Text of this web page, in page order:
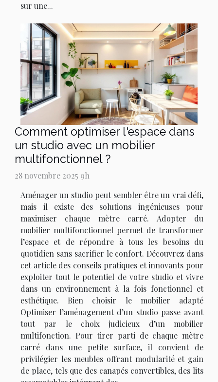
sur une...
Comment optimiser l'espace dans
un studio avec un mobilier
multifonctionnel ?
28 novembre 2025 9h
Aménager un studio peut sembler être un vrai défi,
mais il existe des solutions ingénieuses pour
maximiser chaque mètre carré. Adopter du
mobilier multifonctionnel permet de transformer
l’espace et de répondre à tous les besoins du
quotidien sans sacrifier le confort. Découvrez dans
cet article des conseils pratiques et innovants pour
exploiter tout le potentiel de votre studio et vivre
dans un environnement à la fois fonctionnel et
esthétique. Bien choisir le mobilier adapté
Optimiser l’aménagement d’un studio passe avant
tout par le choix judicieux d’un mobilier
multifonction. Pour tirer parti de chaque mètre
carré dans une petite surface, il convient de
privilégier les meubles offrant modularité et gain
de place, tels que des canapés convertibles, des lits